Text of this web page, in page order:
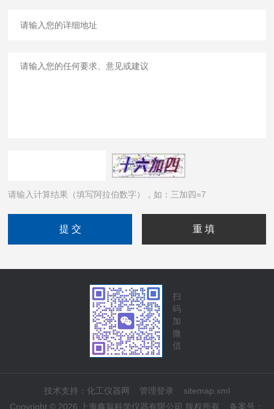
请输入计算结果（填写阿拉伯数字），如：三加四=7
扫
码
加
微
信
技术支持： 化工仪器网 管理登录
sitemap.xml
Copyright © 2026 上海鑫翁科学仪器有限公司 版权所有 备案号：